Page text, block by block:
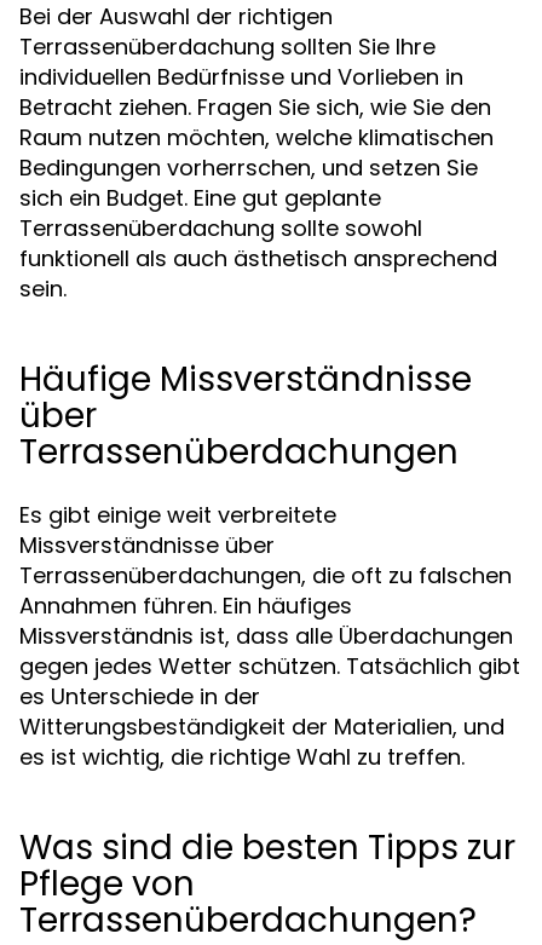
Bei der Auswahl der richtigen
Terrassenüberdachung sollten Sie Ihre
individuellen Bedürfnisse und Vorlieben in
Betracht ziehen. Fragen Sie sich, wie Sie den
Raum nutzen möchten, welche klimatischen
Bedingungen vorherrschen, und setzen Sie
sich ein Budget. Eine gut geplante
Terrassenüberdachung sollte sowohl
funktionell als auch ästhetisch ansprechend
sein.
Häufige Missverständnisse
über
Terrassenüberdachungen
Es gibt einige weit verbreitete
Missverständnisse über
Terrassenüberdachungen, die oft zu falschen
Annahmen führen. Ein häufiges
Missverständnis ist, dass alle Überdachungen
gegen jedes Wetter schützen. Tatsächlich gibt
es Unterschiede in der
Witterungsbeständigkeit der Materialien, und
es ist wichtig, die richtige Wahl zu treffen.
Was sind die besten Tipps zur
Pflege von
Terrassenüberdachungen?